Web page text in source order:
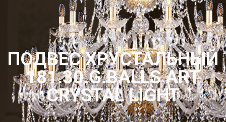
ПОДВЕС ХРУСТАЛЬНЫЙ
181.30.G.BALLS ART
CRYSTAL LIGHT